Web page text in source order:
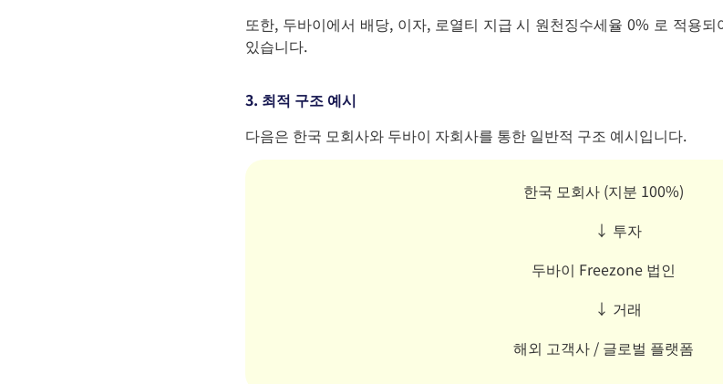
또한, 두바이에서 배당, 이자, 로열티 지급 시 원천징수세율 0% 로 적용
있습니다.
3. 최적 구조 예시
다음은 한국 모회사와 두바이 자회사를 통한 일반적 구조 예시입니다.
한국 모회사 (지분 100%)
↓ 투자
두바이 Freezone 법인
↓ 거래
해외 고객사 / 글로벌 플랫폼